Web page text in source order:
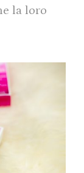
la loro